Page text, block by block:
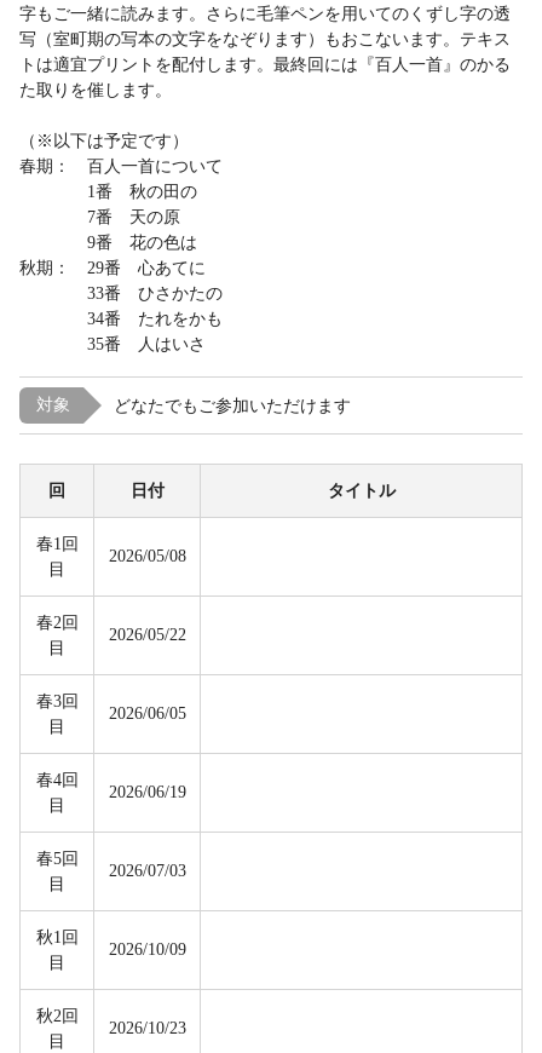
字もご一緒に読みます。さらに毛筆ペンを用いてのくずし字の透
写（室町期の写本の文字をなぞります）もおこないます。テキス
トは適宜プリントを配付します。最終回には『百人一首』のかる
た取りを催します。
（※以下は予定です）
春期： 百人一首について
1番 秋の田の
7番 天の原
9番 花の色は
秋期： 29番 心あてに
33番 ひさかたの
34番 たれをかも
35番 人はいさ
対象 どなたでもご参加いただけます
回 日付 タイトル
春1回
目
2026/05/08
春2回
目
2026/05/22
春3回
目
2026/06/05
春4回
目
2026/06/19
春5回
目
2026/07/03
秋1回
目
2026/10/09
秋2回
目
2026/10/23